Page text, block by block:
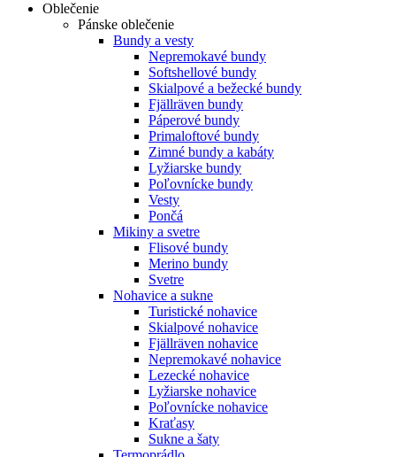
Oblečenie
Pánske oblečenie
Bundy a vesty
Nepremokavé bundy
Softshellové bundy
Skialpové a bežecké bundy
Fjällräven bundy
Páperové bundy
Primaloftové bundy
Zimné bundy a kabáty
Lyžiarske bundy
Poľovnícke bundy
Vesty
Pončá
Mikiny a svetre
Flisové bundy
Merino bundy
Svetre
Nohavice a sukne
Turistické nohavice
Skialpové nohavice
Fjällräven nohavice
Nepremokavé nohavice
Lezecké nohavice
Lyžiarske nohavice
Poľovnícke nohavice
Kraťasy
Sukne a šaty